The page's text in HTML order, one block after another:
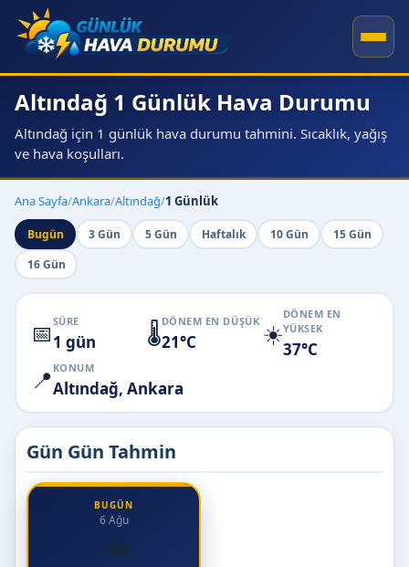
Altındağ 1 Günlük Hava Durumu
Altındağ için 1 günlük hava durumu tahmini. Sıcaklık, yağış
ve hava koşulları.
Ana Sayfa/Ankara/Altındağ/1 Günlük
Bugün 3 Gün 5 Gün Haftalık 10 Gün
15 Gün
16 Gün
📅 SÜRE
1 gün 🌡️DÖNEM EN DÜŞÜK
21°C ☀️
DÖNEM EN
YÜKSEK
37°C
📍 KONUM
Altındağ, Ankara
Gün Gün Tahmin
BUGÜN
6 Ağu
🌤️